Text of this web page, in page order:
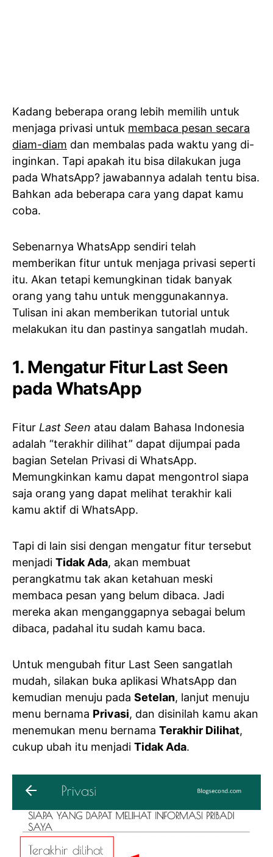
Kadang beberapa orang lebih memilih untuk
menjaga privasi untuk membaca pesan secara
diam-diam dan membalas pada waktu yang di-
inginkan. Tapi apakah itu bisa dilakukan juga
pada WhatsApp? jawabannya adalah tentu bisa.
Bahkan ada beberapa cara yang dapat kamu
coba.
Sebenarnya WhatsApp sendiri telah
memberikan fitur untuk menjaga privasi seperti
itu. Akan tetapi kemungkinan tidak banyak
orang yang tahu untuk menggunakannya.
Tulisan ini akan memberikan tutorial untuk
melakukan itu dan pastinya sangatlah mudah.
1. Mengatur Fitur Last Seen
pada WhatsApp
Fitur Last Seen atau dalam Bahasa Indonesia
adalah “terakhir dilihat” dapat dijumpai pada
bagian Setelan Privasi di WhatsApp.
Memungkinkan kamu dapat mengontrol siapa
saja orang yang dapat melihat terakhir kali
kamu aktif di WhatsApp.
Tapi di lain sisi dengan mengatur fitur tersebut
menjadi Tidak Ada, akan membuat
perangkatmu tak akan ketahuan meski
membaca pesan yang belum dibaca. Jadi
mereka akan menganggapnya sebagai belum
dibaca, padahal itu sudah kamu baca.
Untuk mengubah fitur Last Seen sangatlah
mudah, silakan buka aplikasi WhatsApp dan
kemudian menuju pada Setelan, lanjut menuju
menu bernama Privasi, dan disinilah kamu akan
menemukan menu bernama Terakhir Dilihat,
cukup ubah itu menjadi Tidak Ada.